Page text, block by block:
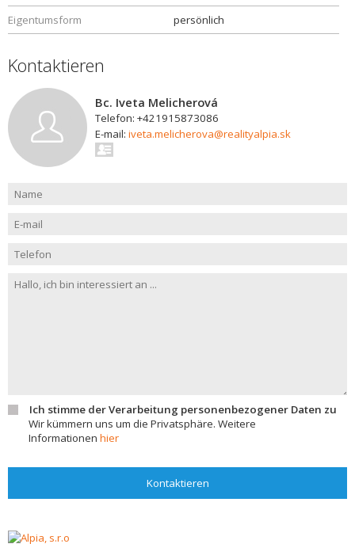
Eigentumsform
persönlich
Kontaktieren
Bc. Iveta Melicherová
Telefon: +421915873086
E-mail: iveta.melicherova@realityalpia.sk
Ich stimme der Verarbeitung personenbezogener Daten zu
Wir kümmern uns um die Privatsphäre. Weitere
Informationen hier
Kontaktieren